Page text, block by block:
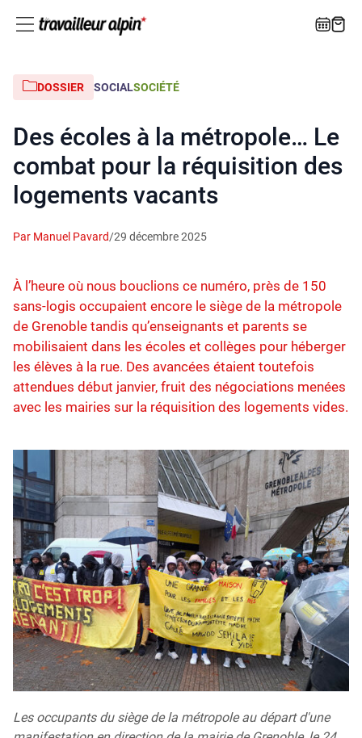
DOSSIER SOCIALSOCIÉTÉ
Des écoles à la métropole… Le
combat pour la réquisition des
logements vacants
Par Manuel Pavard/29 décembre 2025
À l’heure où nous bouclions ce numéro, près de 150
sans-logis occupaient encore le siège de la métropole
de Grenoble tandis qu’enseignants et parents se
mobilisaient dans les écoles et collèges pour héberger
les élèves à la rue. Des avancées étaient toutefois
attendues début janvier, fruit des négociations menées
avec les mairies sur la réquisition des logements vides.
Les occupants du siège de la métropole au départ d'une